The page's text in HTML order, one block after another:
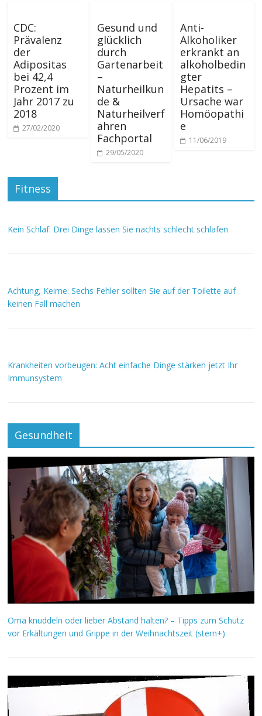
CDC:
Prävalenz
der
Adipositas
bei 42,4
Prozent im
Jahr 2017 zu
2018
27/02/2020
Gesund und
glücklich
durch
Gartenarbeit
–
Naturheilkun
de &
Naturheilverf
ahren
Fachportal
29/05/2020
Anti-
Alkoholiker
erkrankt an
alkoholbedin
gter
Hepatits –
Ursache war
Homöopathi
e
11/06/2019
Fitness
Kein Schlaf: Drei Dinge lassen Sie nachts schlecht schlafen
Achtung, Keime: Sechs Fehler sollten Sie auf der Toilette auf
keinen Fall machen
Krankheiten vorbeugen: Acht einfache Dinge stärken jetzt Ihr
Immunsystem
Gesundheit
Oma knuddeln oder lieber Abstand halten? – Tipps zum Schutz
vor Erkältungen und Grippe in der Weihnachtszeit (stern+)